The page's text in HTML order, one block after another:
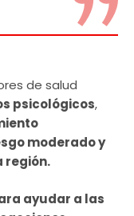
de salud
psicológicos,
moderado y
región.
ayudar a las